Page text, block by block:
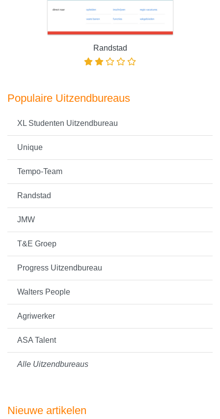
Randstad
Populaire Uitzendbureaus
XL Studenten Uitzendbureau
Unique
Tempo-Team
Randstad
JMW
T&E Groep
Progress Uitzendbureau
Walters People
Agriwerker
ASA Talent
Alle Uitzendbureaus
Nieuwe artikelen